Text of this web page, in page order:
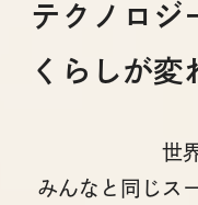
テクノロジ
くらしが変
世
みんなと同じス